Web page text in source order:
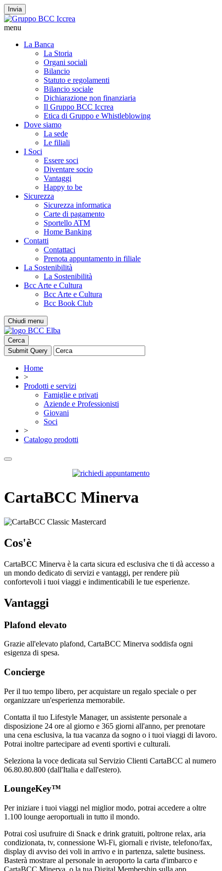
Invia
menu
La Banca
La Storia
Organi sociali
Bilancio
Statuto e regolamenti
Bilancio sociale
Dichiarazione non finanziaria
Il Gruppo BCC Iccrea
Etica di Gruppo e Whistleblowing
Dove siamo
La sede
Le filiali
I Soci
Essere soci
Diventare socio
Vantaggi
Happy to be
Sicurezza
Sicurezza informatica
Carte di pagamento
Sportello ATM
Home Banking
Contatti
Contattaci
Prenota appuntamento in filiale
La Sostenibilità
La Sostenibilità
Bcc Arte e Cultura
Bcc Arte e Cultura
Bcc Book Club
Chiudi menu
Cerca
Home
>
Prodotti e servizi
Famiglie e privati
Aziende e Professionisti
Giovani
Soci
>
Catalogo prodotti
CartaBCC Minerva
Cos'è
CartaBCC Minerva è la carta sicura ed esclusiva che ti dà accesso a
un mondo dedicato di servizi e vantaggi, per rendere più
confortevoli i tuoi viaggi e indimenticabili le tue esperienze.
Vantaggi
Plafond elevato
Grazie all'elevato plafond, CartaBCC Minerva soddisfa ogni
esigenza di spesa.
Concierge
Per il tuo tempo libero, per acquistare un regalo speciale o per
organizzare un'esperienza memorabile.
Contatta il tuo Lifestyle Manager, un assistente personale a
disposizione 24 ore al giorno e 365 giorni all'anno, per prenotare
una cena esclusiva, la tua vacanza da sogno o i tuoi viaggi di lavoro.
Potrai inoltre partecipare ad eventi sportivi e culturali.
Seleziona la voce dedicata sul Servizio Clienti CartaBCC al numero
06.80.80.800 (dall'Italia e dall'estero).
LoungeKey™
Per iniziare i tuoi viaggi nel miglior modo, potrai accedere a oltre
1.100 lounge aeroportuali in tutto il mondo.
Potrai così usufruire di Snack e drink gratuiti, poltrone relax, aria
condizionata, tv, connessione Wi-Fi, giornali e riviste, telefono/fax,
display di avviso dei voli in arrivo e in partenza, salette business.
Basterà mostrare al personale in aeroporto la carta d'imbarco e
CartaBCC Minerva, o la tua Digital Membership sulla app